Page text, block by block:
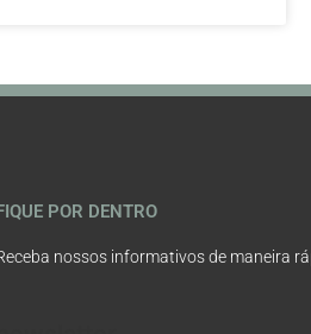
POR DENTRO
nossos informativos de maneira